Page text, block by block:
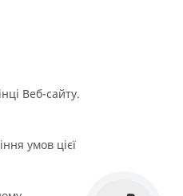
Веб-сайту.
умов цієї